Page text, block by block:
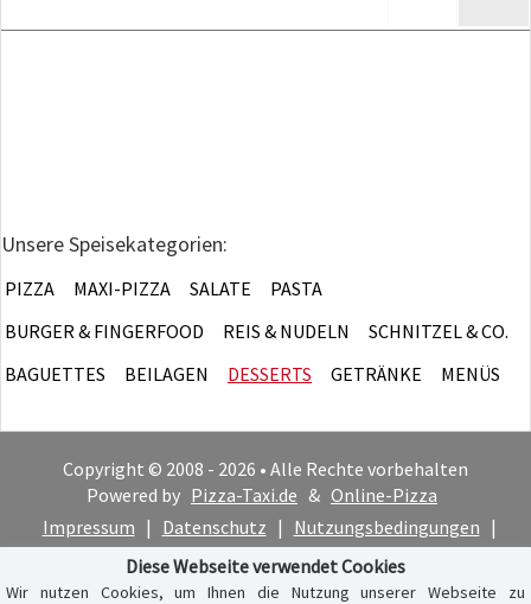
Unsere Speisekategorien:
PIZZA MAXI-PIZZA SALATE
PASTA
BURGER & FINGERFOOD
REIS & NUDELN
SCHNITZEL & CO.
BAGUETTES
BEILAGEN DESSERTS GETRÄNKE MENÜS
Copyright © 2008 - 2026 • Alle Rechte vorbehalten
Powered by Pizza-Taxi.de & Online-Pizza
Impressum | Datenschutz | Nutzungsbedingungen |
Cookie-Hinweis
Diese Webseite verwendet Cookies
Wir nutzen Cookies, um Ihnen die Nutzung unserer Webseite zu